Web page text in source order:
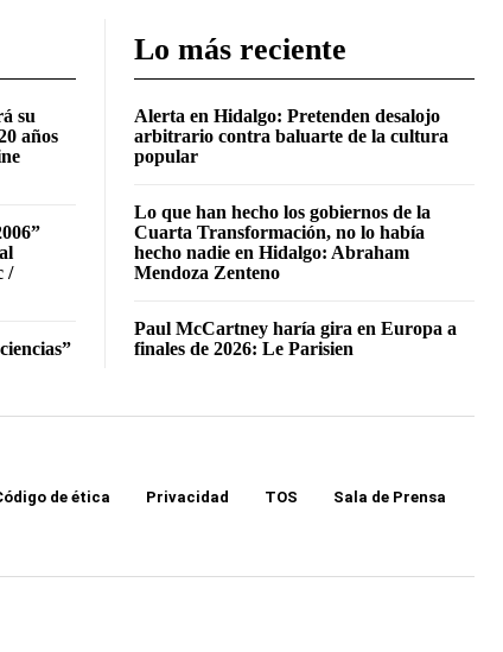
su
años
/
Lo más reciente
Alerta en Hidalgo: Pretenden desalojo
arbitrario contra baluarte de la cultura
popular
Lo que han hecho los gobiernos de la
Cuarta Transformación, no lo había
hecho nadie en Hidalgo: Abraham
Mendoza Zenteno
Paul McCartney haría gira en Europa a
finales de 2026: Le Parisien
de ética Privacidad TOS Sala de Prensa